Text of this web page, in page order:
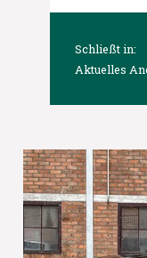
Schließt in:
Aktuelles